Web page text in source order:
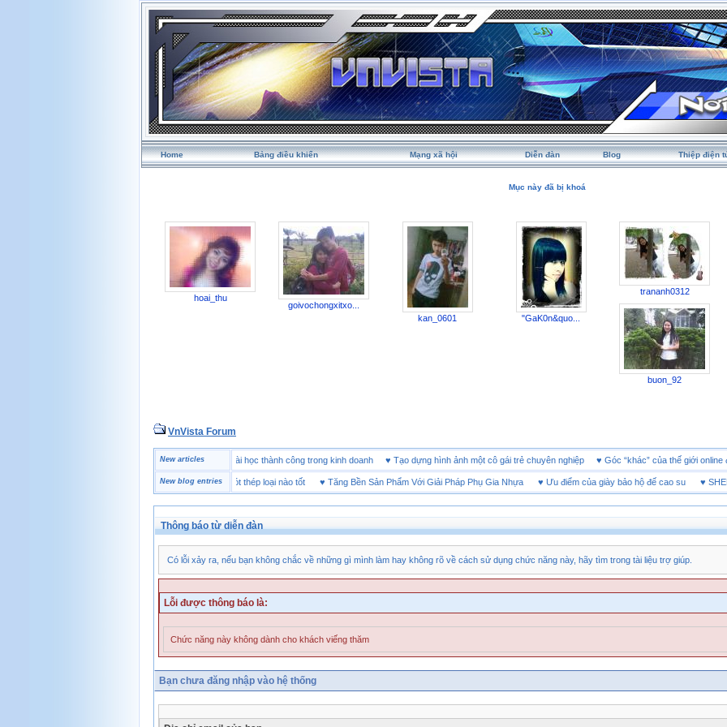
Home Bảng điều khiển Mạng xã hội Diễn đàn Blog Thiệp điện
Mục này đã bị khoá
hoai_thu
goivochongxitxo...
kan_0601
"GaK0n&quo...
trananh0312
buon_92
VnVista Forum
New articles
Một số câu hỏi phỏng vấn “đặc biệt” của Microsoft ♥4 bài học thành công trong kinh doanh ♥Tạo dựng hình ảnh một cô gái trẻ chuyên nghiệp ♥ Góc “khác” của thế giới
New blog entries
Giày bảo hộ lót Kevlar và lót thép loại nào tốt♥ Tăng Bền Sản Phẩm Với Giải Pháp Phụ Gia Nhựa♥ Ưu điểm của giày bảo hộ đế cao su♥ SHEET
Thông báo từ diễn đàn
Có lỗi xảy ra, nếu bạn không chắc về những gì mình làm hay không rõ về cách sử dụng chức năng này, hãy tìm trong tài liệu trợ giúp.
Lỗi được thông báo là:
Chức năng này không dành cho khách viếng thăm
Bạn chưa đăng nhập vào hệ thống